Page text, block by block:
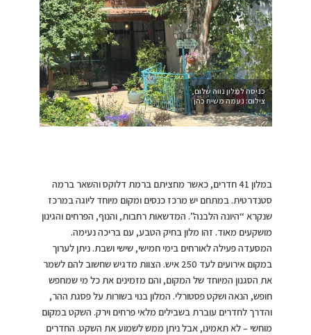
כניסה למלון נווה שלום,
צילום: נעמה משיח כהן
במלון 41 חדרים, כאשר מחציתם ברמת דלוקס והשאר ברמה
סטנדרטית. במתחם יש מרכז כנסים ומקום מיוחד ליוגה במרכז
שנקרא “היונה הלבנה”. המדשאות רחבות, והנוף, הפרחים והגינון
מושקעים מאוד. זהו מלון בחיק הטבע, עם בריכה נעימה.
המסעדה פעילה לאורחים בימי חמישי, שישי ושבת. ניתן לערוך
במקום אירועים לעד 250 איש. הצוות מדגיש שחשוב להם לשמר
את הסגנון המיוחד של המקום, והם מזמינים את כל מי שמחפש
חופש, הנאה ושקט פסטורלי. המלון בנוי בשורות על פסגת ההר,
והדרך לחדרים עוברת בשבילים מלאי פרחים וירק. השקט במקום
מוחשי – לא תאמינו, אבל ניתן ממש לשמוע את השקט. החדרים